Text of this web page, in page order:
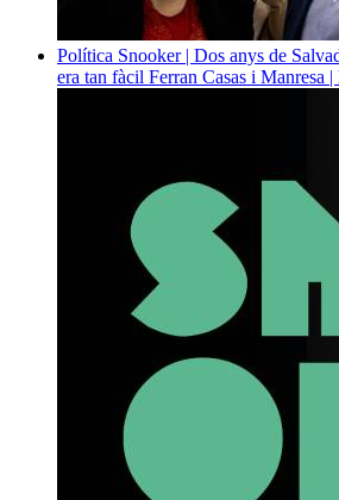
Política Snooker | Dos anys de
era tan fàcil Ferran Casas i Manresa